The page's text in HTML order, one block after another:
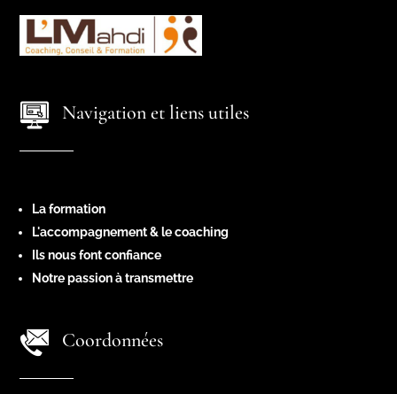
Navigation et liens utiles
La formation
L'accompagnement & le coaching
Ils nous font confiance
Notre passion à transmettre
Coordonnées